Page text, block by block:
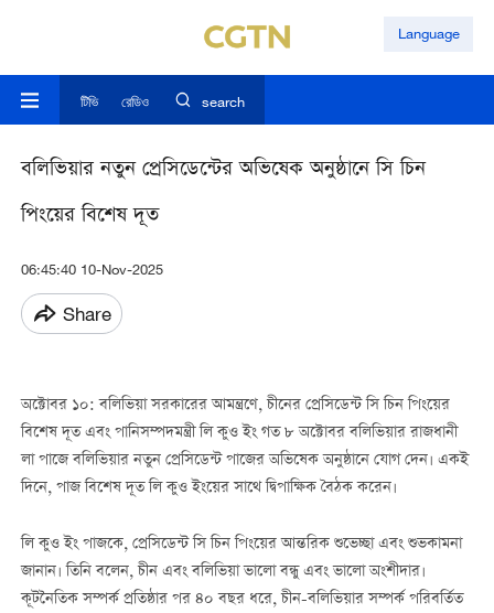
Language
টিভি রেডিও search
বলিভিয়ার নতুন প্রেসিডেন্টের অভিষেক অনুষ্ঠানে সি চিন
পিংয়ের বিশেষ দূত
06:45:40 10-Nov-2025
Share
অক্টোবর ১০: বলিভিয়া সরকারের আমন্ত্রণে, চীনের প্রেসিডেন্ট সি চিন পিংয়ের
বিশেষ দূত এবং পানিসম্পদমন্ত্রী লি কুও ইং গত ৮ অক্টোবর বলিভিয়ার রাজধানী
লা পাজে বলিভিয়ার নতুন প্রেসিডেন্ট পাজের অভিষেক অনুষ্ঠানে যোগ দেন। একই
দিনে, পাজ বিশেষ দূত লি কুও ইংয়ের সাথে দ্বিপাক্ষিক বৈঠক করেন।
লি কুও ইং পাজকে, প্রেসিডেন্ট সি চিন পিংয়ের আন্তরিক শুভেচ্ছা এবং শুভকামনা
জানান। তিনি বলেন, চীন এবং বলিভিয়া ভালো বন্ধু এবং ভালো অংশীদার।
কূটনৈতিক সম্পর্ক প্রতিষ্ঠার পর ৪০ বছর ধরে, চীন-বলিভিয়ার সম্পর্ক পরিবর্তিত